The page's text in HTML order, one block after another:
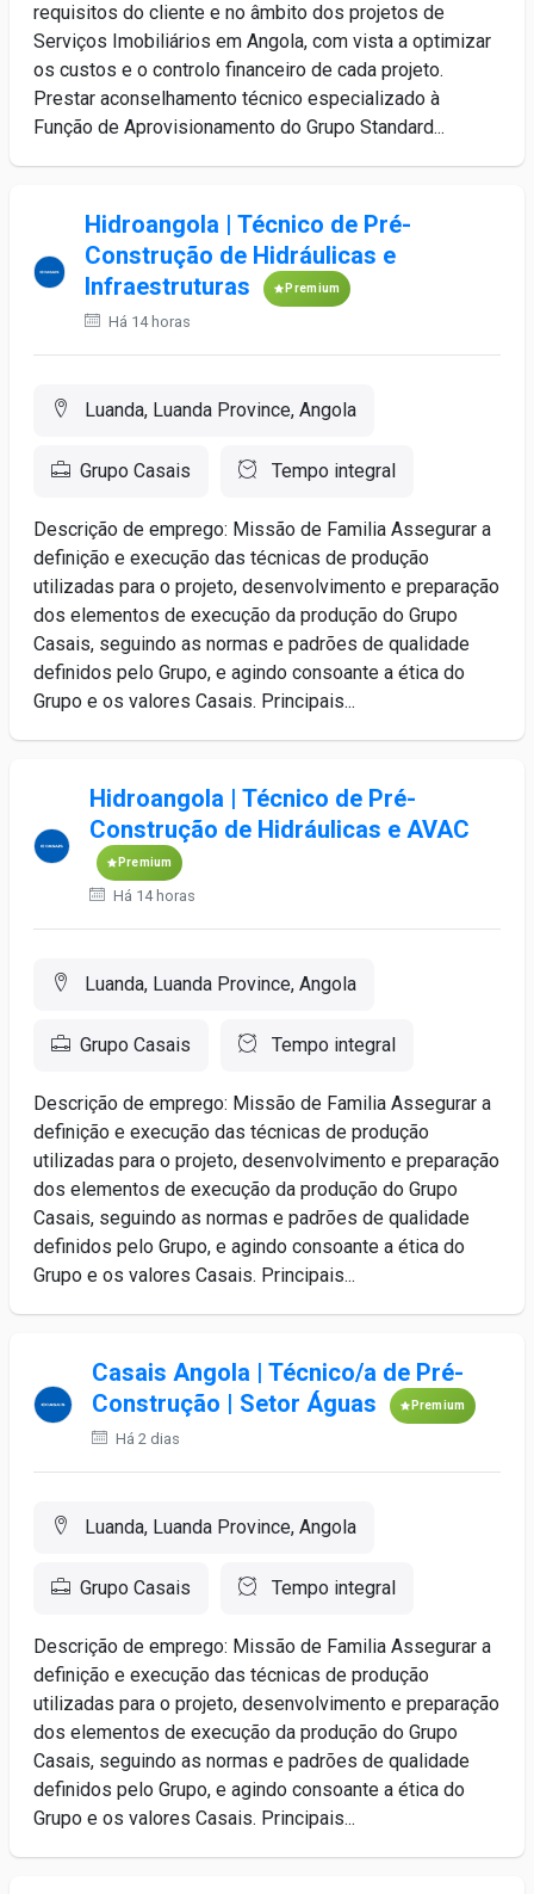
requisitos do cliente e no âmbito dos projetos de
Serviços Imobiliários em Angola, com vista a optimizar
os custos e o controlo financeiro de cada projeto.
Prestar aconselhamento técnico especializado à
Função de Aprovisionamento do Grupo Standard...
Hidroangola | Técnico de Pré-
Construção de Hidráulicas e
Infraestruturas
Premium
Há 14 horas
Luanda, Luanda Province, Angola
Grupo Casais Tempo integral
Descrição de emprego: Missão de Familia Assegurar a
definição e execução das técnicas de produção
utilizadas para o projeto, desenvolvimento e preparação
dos elementos de execução da produção do Grupo
Casais, seguindo as normas e padrões de qualidade
definidos pelo Grupo, e agindo consoante a ética do
Grupo e os valores Casais. Principais...
Hidroangola | Técnico de Pré-
Construção de Hidráulicas e AVAC
Premium
Há 14 horas
Luanda, Luanda Province, Angola
Grupo Casais Tempo integral
Descrição de emprego: Missão de Familia Assegurar a
definição e execução das técnicas de produção
utilizadas para o projeto, desenvolvimento e preparação
dos elementos de execução da produção do Grupo
Casais, seguindo as normas e padrões de qualidade
definidos pelo Grupo, e agindo consoante a ética do
Grupo e os valores Casais. Principais...
Casais Angola | Técnico/a de Pré-
Construção | Setor Águas
Premium
Há 2 dias
Luanda, Luanda Province, Angola
Grupo Casais Tempo integral
Descrição de emprego: Missão de Familia Assegurar a
definição e execução das técnicas de produção
utilizadas para o projeto, desenvolvimento e preparação
dos elementos de execução da produção do Grupo
Casais, seguindo as normas e padrões de qualidade
definidos pelo Grupo, e agindo consoante a ética do
Grupo e os valores Casais. Principais...